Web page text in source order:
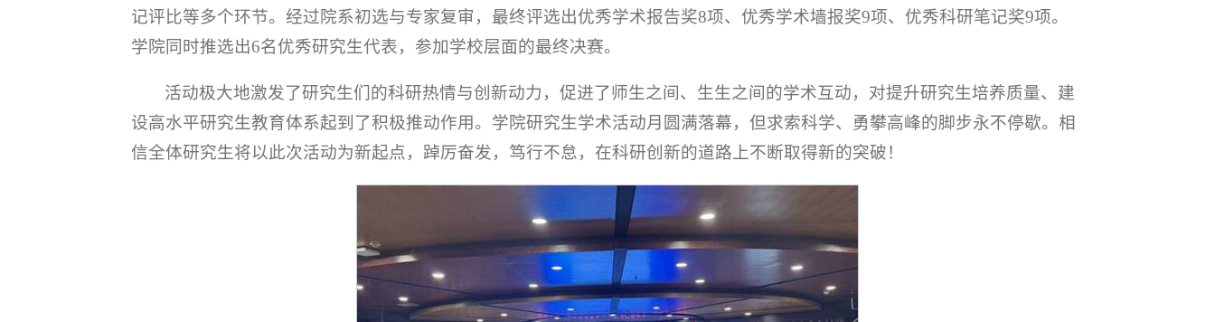
记评比等多个环节。经过院系初选与专家复审，最终评选出优秀学术报告奖8项、优秀学术墙报奖9项、优秀科研笔记奖9项。
学院同时推选出6名优秀研究生代表，参加学校层面的最终决赛。
活动极大地激发了研究生们的科研热情与创新动力，促进了师生之间、生生之间的学术互动，对提升研究生培养质量、建
设高水平研究生教育体系起到了积极推动作用。学院研究生学术活动月圆满落幕，但求索科学、勇攀高峰的脚步永不停歇。相
信全体研究生将以此次活动为新起点，踔厉奋发，笃行不怠，在科研创新的道路上不断取得新的突破！